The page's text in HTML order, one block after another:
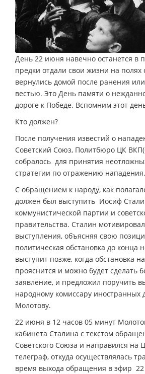
День 22 июня навечно останется в
предки отдали свои жизни на полях
вернулись домой после ранения
вестью. Это День памяти о
дороге к Победе. Вспомним этот
Кто должен?
После получения известий о
Советский Союз, Политбюро ЦК
собралось для принятия
стратегии по отражению нападения.
С обращением к народу, как
должен был выступить Иосиф
коммунистической партии и
правительства. Сталин
выступления, объясняя свою
политическая обстановка до конца
выступит позже, когда обстановка
прояснится и можно будет сделать
заявление, и предложил поручить
народному комиссару иностранных
Молотову.
22 июня в 12 часов 05 минут
кабинета Сталина с текстом
Советского Союза и направился на
телеграф, откуда осуществлялась
время выхода обращения в эфир